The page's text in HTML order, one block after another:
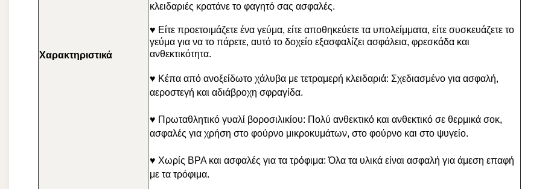
Χαρακτηριστικά
κλειδαριές κρατάνε το φαγητό σας ασφαλές.
♥ Είτε προετοιμάζετε ένα γεύμα, είτε αποθηκεύετε τα υπολείμματα, είτε συσκευάζετε το
γεύμα για να το πάρετε, αυτό το δοχείο εξασφαλίζει ασφάλεια, φρεσκάδα και
ανθεκτικότητα.
♥ Κέπα από ανοξείδωτο χάλυβα με τετραμερή κλειδαριά: Σχεδιασμένο για ασφαλή,
αεροστεγή και αδιάβροχη σφραγίδα.
♥ Πρωταθλητικό γυαλί βοροσιλικίου: Πολύ ανθεκτικό και ανθεκτικό σε θερμικά σοκ,
ασφαλές για χρήση στο φούρνο μικροκυμάτων, στο φούρνο και στο ψυγείο.
♥ Χωρίς BPA και ασφαλές για τα τρόφιμα: Όλα τα υλικά είναι ασφαλή για άμεση επαφή
με τα τρόφιμα.